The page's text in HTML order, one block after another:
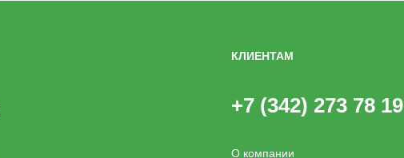
КЛИЕНТАМ
+7 (342) 273 78 19
О компании